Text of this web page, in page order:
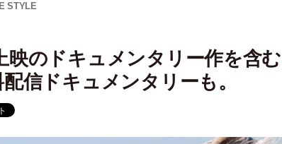
STYLE
映のドキュメンタリー作を含
信ドキュメンタリーも。